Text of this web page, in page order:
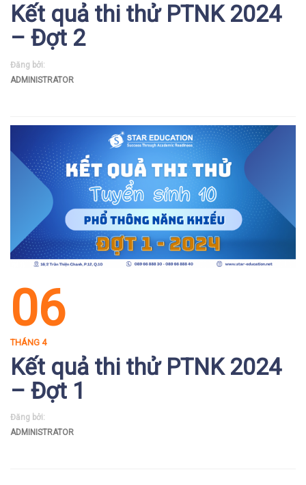
Kết quả thi thử PTNK 2024
– Đợt 2
Đăng bởi:
ADMINISTRATOR
06
THÁNG 4
Kết quả thi thử PTNK 2024
– Đợt 1
Đăng bởi:
ADMINISTRATOR